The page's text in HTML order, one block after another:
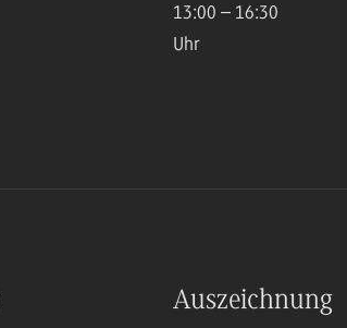
13:00 – 16:30
Uhr
Auszeichnung